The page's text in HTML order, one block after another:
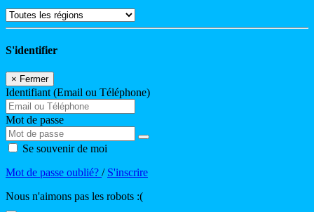
S'identifier
× Fermer
Identifiant (Email ou Téléphone)
Mot de passe
Se souvenir de moi
Mot de passe oublié? / S'inscrire
Nous n'aimons pas les robots :(